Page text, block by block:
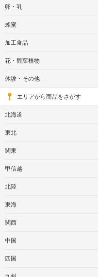
卵・乳
蜂蜜
加工食品
花・観葉植物
体験・その他
エリアから商品をさがす
北海道
東北
関東
甲信越
北陸
東海
関西
中国
四国